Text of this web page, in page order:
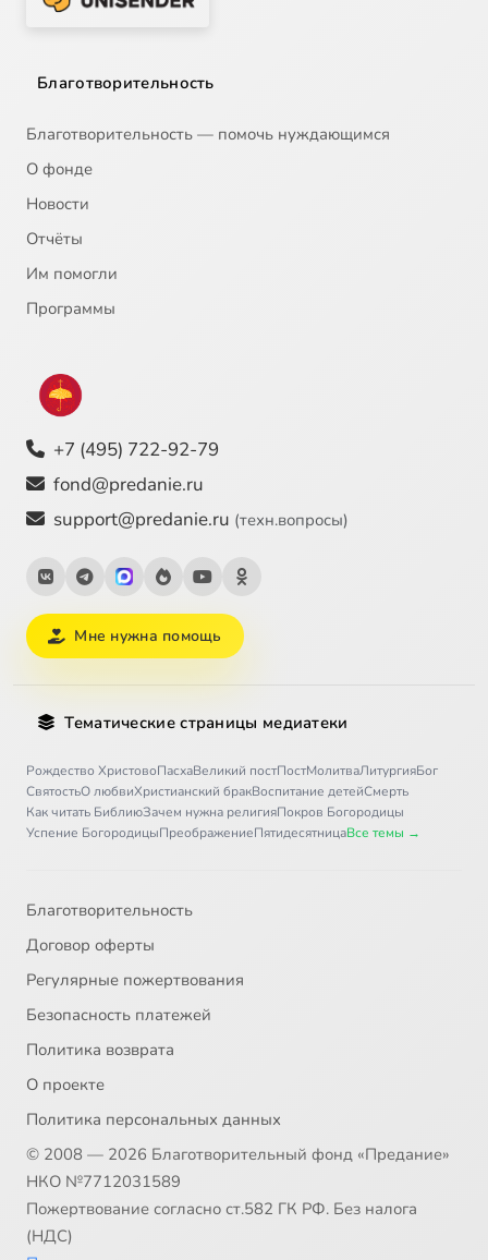
Благотворительность
Благотворительность — помочь нуждающимся
О фонде
Новости
Отчёты
Им помогли
Программы
+7 (495) 722-92-79
fond@predanie.ru
support@predanie.ru (техн.вопросы)
Мне нужна помощь
Тематические страницы медиатеки
Рождество ХристовоПасхаВеликий постПостМолитваЛитургияБог
СвятостьО любвиХристианский бракВоспитание детейСмерть
Как читать БиблиюЗачем нужна религияПокров Богородицы
Успение БогородицыПреображениеПятидесятницаВсе темы →
Благотворительность
Договор оферты
Регулярные пожертвования
Безопасность платежей
Политика возврата
О проекте
Политика персональных данных
© 2008 — 2026 Благотворительный фонд «Предание»
НКО №7712031589
Пожертвование согласно ст.582 ГК РФ. Без налога
(НДС)